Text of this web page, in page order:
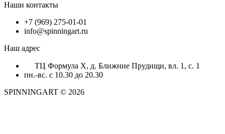
Наши контакты
+7 (969) 275-01-01
info@spinningart.ru
Наш адрес
ТЦ Формула X, д. Ближние Прудищи, вл. 1, с. 1
пн.-вс. с 10.30 до 20.30
SPINNINGART © 2026